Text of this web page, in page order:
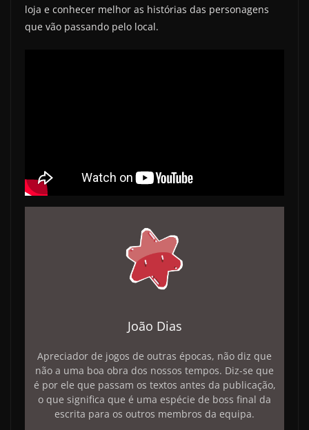
loja e conhecer melhor as histórias das personagens
que vão passando pelo local.
João Dias
Apreciador de jogos de outras épocas, não diz que
não a uma boa obra dos nossos tempos. Diz-se que
é por ele que passam os textos antes da publicação,
o que significa que é uma espécie de boss final da
escrita para os outros membros da equipa.